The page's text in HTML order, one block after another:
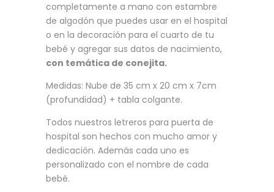
completamente a mano con estambre
de algodón que puedes usar en el hospital
o en la decoración para el cuarto de tu
bebé y agregar sus datos de nacimiento,
con temática de conejita.
Medidas: Nube de 35 cm x 20 cm x 7cm
(profundidad) + tabla colgante.
Todos nuestros letreros para puerta de
hospital son hechos con mucho amor y
dedicación. Además cada uno es
personalizado con el nombre de cada
bebé.